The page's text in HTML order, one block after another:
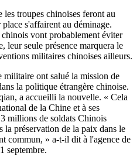
troupes chinoises feront au
s'affairent au déminage.
vont probablement éviter
leur seule présence marquera le
militaires chinoises ailleurs.
militaire ont salué la mission de
la politique étrangère chinoise.
a accueilli la nouvelle. « Cela
de la Chine et à ses
millions de soldats Chinois
préservation de la paix dans le
commun, » a-t-il dit à l'agence de
septembre.